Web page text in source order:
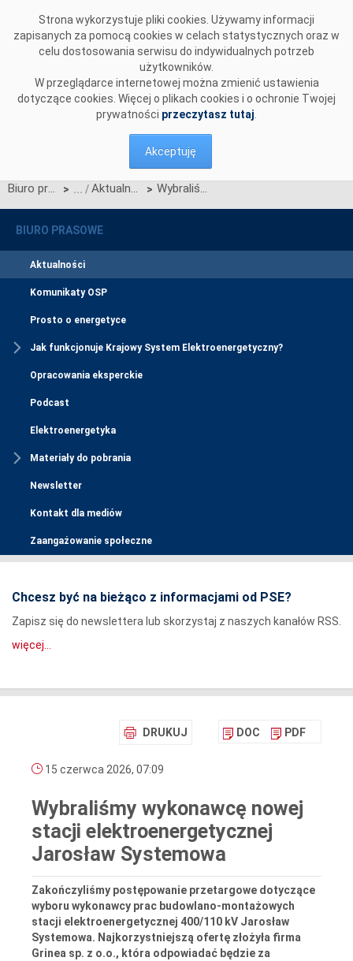
Strona wykorzystuje pliki cookies. Używamy informacji
zapisanych za pomocą cookies w celach statystycznych oraz w
celu dostosowania serwisu do indywidualnych potrzeb
użytkowników.
W przeglądarce internetowej można zmienić ustawienia
dotyczące cookies. Więcej o plikach cookies i o ochronie Twojej
prywatności przeczytasz tutaj
Akceptuję
Biuro prasowe > Aktualności > Wybraliśmy wykonawcę nowej stacji elektroenergetycznej Jarosław Systemowa
BIURO PRASOWE
Aktualności
Komunikaty OSP
Prosto o energetyce
Jak funkcjonuje Krajowy System Elektroenergetyczny?
Opracowania eksperckie
Podcast
Elektroenergetyka
Materiały do pobrania
Newsletter
Kontakt dla mediów
Zaangażowanie społeczne
Chcesz być na bieżąco z informacjami od PSE?
Zapisz się do newslettera lub skorzystaj z naszych kanałów RSS.
więcej...
DRUKUJ DOC PDF
15 czerwca 2026, 07:09
Wybraliśmy wykonawcę nowej
stacji elektroenergetycznej
Jarosław Systemowa
Zakończyliśmy postępowanie przetargowe dotyczące
wyboru wykonawcy prac budowlano‑montażowych
stacji elektroenergetycznej 400/110 kV Jarosław
Systemowa. Najkorzystniejszą ofertę złożyła firma
Grinea sp. z o.o., która odpowiadać będzie za